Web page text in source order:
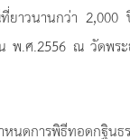
ยาวนานกว่า
พ.ศ.2556 ณ วัดพระ
หนดการพิธีทอดกฐินธ